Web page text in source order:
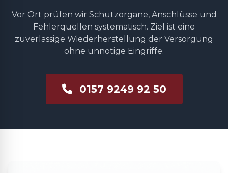
Vor Ort prüfen wir Schutzorgane, Anschlüsse und
Fehlerquellen systematisch. Ziel ist eine
zuverlässige Wiederherstellung der Versorgung
ohne unnötige Eingriffe.
0157 9249 92 50